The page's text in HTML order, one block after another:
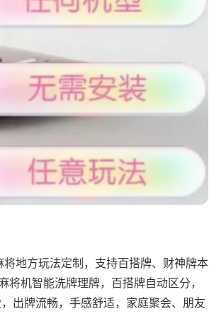
将地方玩法定制，支持百搭牌、财神牌本
机智能洗牌理牌，百搭牌自动区分，
出牌流畅，手感舒适，家庭聚会、朋友